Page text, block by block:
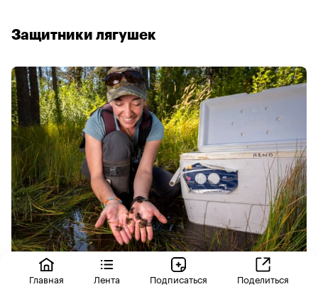
Защитники лягушек
Эколог Кейт Белльвилл (Фото: Райн Вагнер /
ScientistAtWork)
Главная Лента Подписаться Поделиться